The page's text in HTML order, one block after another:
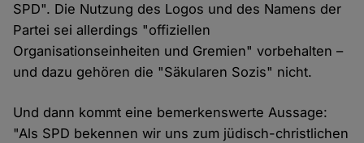
SPD". Die Nutzung des Logos und des Namens der
Partei sei allerdings "offiziellen
Organisationseinheiten und Gremien" vorbehalten –
und dazu gehören die "Säkularen Sozis" nicht.
Und dann kommt eine bemerkenswerte Aussage:
"Als SPD bekennen wir uns zum jüdisch-christlichen